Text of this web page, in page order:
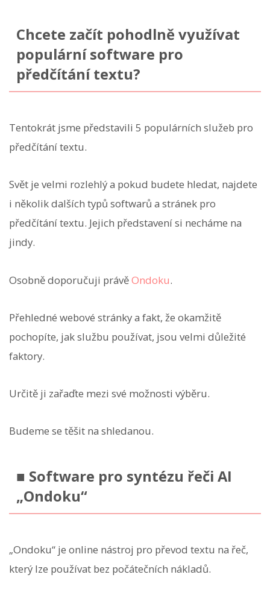
Chcete začít pohodlně využívat
populární software pro
předčítání textu?
Tentokrát jsme představili 5 populárních služeb pro
předčítání textu.
Svět je velmi rozlehlý a pokud budete hledat, najdete
i několik dalších typů softwarů a stránek pro
předčítání textu. Jejich představení si necháme na
jindy.
Osobně doporučuji právěOndoku.
Přehledné webové stránky a fakt, že okamžitě
pochopíte, jak službu používat, jsou velmi důležité
faktory.
Určitě ji zařaďte mezi své možnosti výběru.
Budeme se těšit na shledanou.
■ Software pro syntézu řeči AI
„Ondoku“
„Ondoku“ je online nástroj pro převod textu na řeč,
který lze používat bez počátečních nákladů.